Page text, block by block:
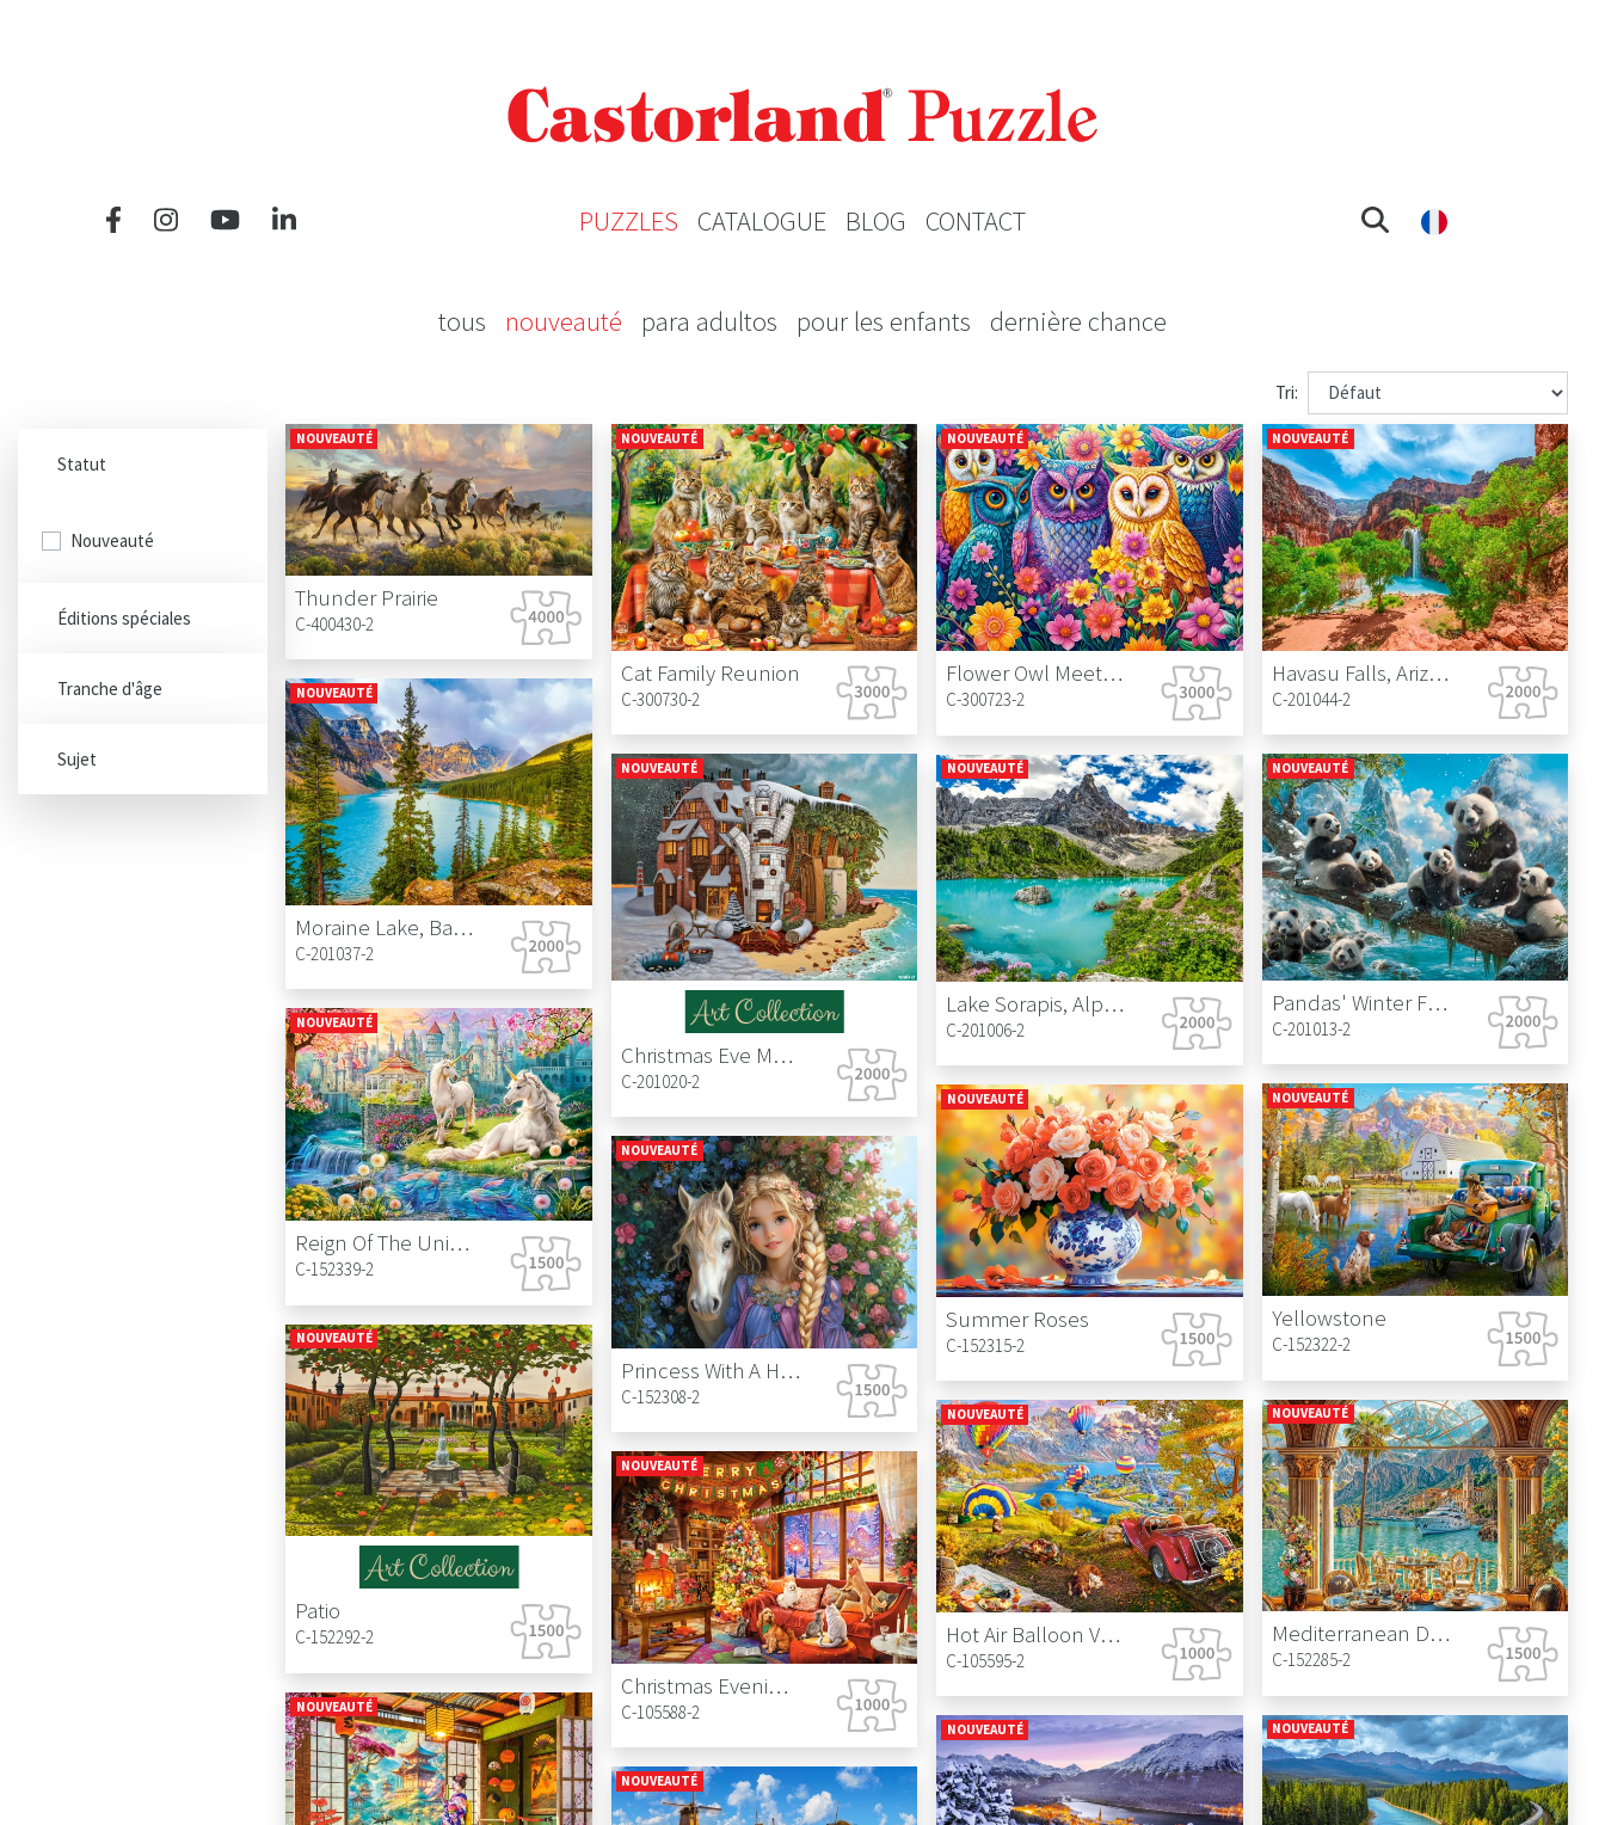
PUZZLES CATALOGUE BLOG CONTACT
tous nouveauté para adultos pour les enfants dernière chance
Statut
Nouveauté
Éditions spéciales
Tranche d'âge
Sujet
Tri:
NOUVEAUTÉ
Thunder Prairie
C-400430-2
NOUVEAUTÉ
Cat Family Reunion
C-300730-2
NOUVEAUTÉ
Flower Owl Meeting
C-300723-2
NOUVEAUTÉ
Havasu Falls, Arizona, USA
C-201044-2
NOUVEAUTÉ
Moraine Lake, Banff National Park, Canada
C-201037-2
NOUVEAUTÉ
Christmas Eve Madeira
C-201020-2
NOUVEAUTÉ
Pandas' Winter Fun
C-201013-2
NOUVEAUTÉ
Lake Sorapis, Alps, Italy
C-201006-2
NOUVEAUTÉ
Reign Of The Unicorn
C-152339-2
NOUVEAUTÉ
Yellowstone
C-152322-2
NOUVEAUTÉ
Summer Roses
C-152315-2
NOUVEAUTÉ
Princess With A Horse
C-152308-2
NOUVEAUTÉ
Patio
C-152292-2
NOUVEAUTÉ
Mediterranean Dessert
C-152285-2
NOUVEAUTÉ
Hot Air Balloon Valley
C-105595-2
NOUVEAUTÉ
Christmas Evening With Pets
C-105588-2
NOUVEAUTÉ
NOUVEAUTÉ
NOUVEAUTÉ
NOUVEAUTÉ